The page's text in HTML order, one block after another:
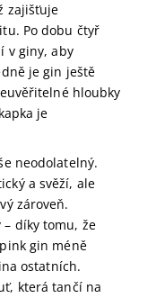
zajišťuje
Po dobu čtyř
v giny, aby
je gin ještě
hloubky
je
neodolatelný.
a svěží, ale
zároveň.
díky tomu, že
gin méně
ostatních.
která tančí na